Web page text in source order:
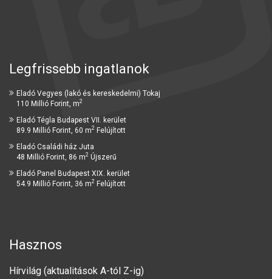
Legfrissebb ingatlanok
Eladó Vegyes (lakó és kereskedelmi) Tokaj
110 Millió Forint, m2
Eladó Tégla Budapest VII. kerület
89.9 Millió Forint, 60 m2 Felújított
Eladó Családi ház Juta
48 Millió Forint, 86 m2 Újszerű
Eladó Panel Budapest XIX. kerület
54.9 Millió Forint, 36 m2 Felújított
Hasznos
Hírvilág (aktualitások A-tól Z-ig)